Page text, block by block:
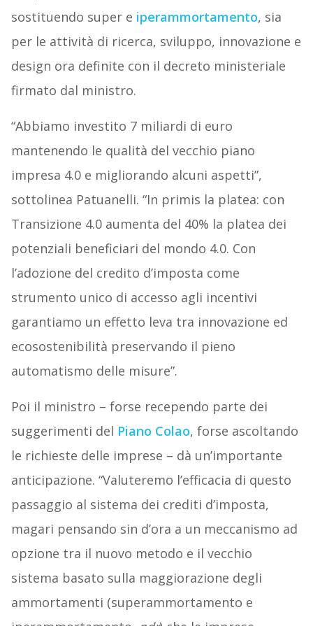
sostituendo super e iperammortamento, sia
per le attività di ricerca, sviluppo, innovazione e
design ora definite con il decreto ministeriale
firmato dal ministro.
“Abbiamo investito 7 miliardi di euro
mantenendo le qualità del vecchio piano
impresa 4.0 e migliorando alcuni aspetti”,
sottolinea Patuanelli. “In primis la platea: con
Transizione 4.0 aumenta del 40% la platea dei
potenziali beneficiari del mondo 4.0. Con
l’adozione del credito d’imposta come
strumento unico di accesso agli incentivi
garantiamo un effetto leva tra innovazione ed
ecosostenibilità preservando il pieno
automatismo delle misure”.
Poi il ministro – forse recependo parte dei
suggerimenti del Piano Colao, forse ascoltando
le richieste delle imprese – dà un’importante
anticipazione. “Valuteremo l’efficacia di questo
passaggio al sistema dei crediti d’imposta,
magari pensando sin d’ora a un meccanismo ad
opzione tra il nuovo metodo e il vecchio
sistema basato sulla maggiorazione degli
ammortamenti (superammortamento e